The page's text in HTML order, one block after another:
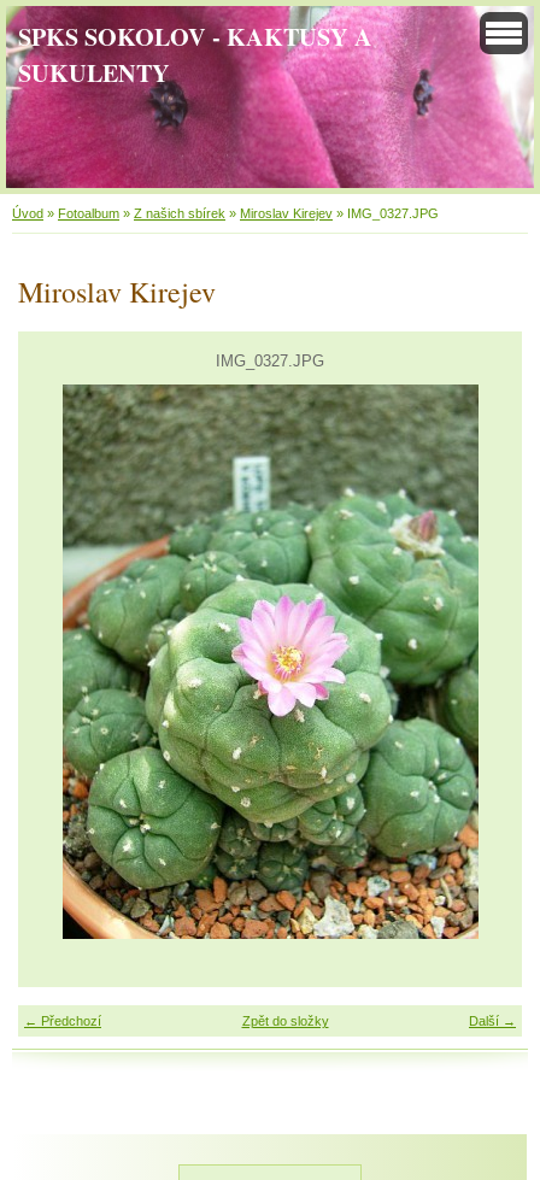
SPKS SOKOLOV - KAKTUSY A
SUKULENTY
Úvod » Fotoalbum » Z našich sbírek » Miroslav Kirejev » IMG_0327.JPG
Miroslav Kirejev
IMG_0327.JPG
← Předchozí Další →
Zpět do složky